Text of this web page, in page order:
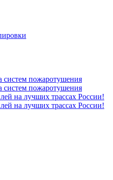
систем пожаротушения
систем пожаротушения
на лучших трассах России!
на лучших трассах России!